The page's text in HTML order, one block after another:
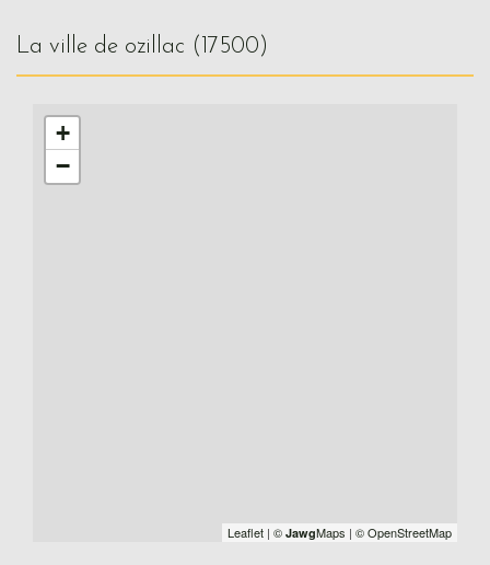
la ville de ozillac (17500)
+
−
Leaflet | © JawgMaps | © OpenStreetMap